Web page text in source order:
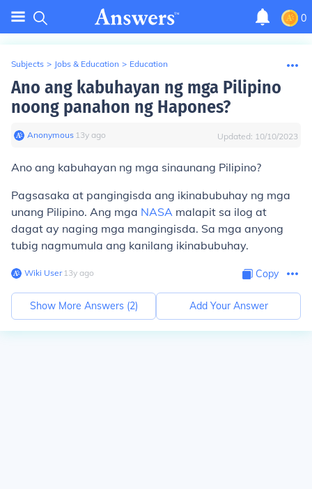
0
Subjects > Jobs & Education > Education
Ano ang kabuhayan ng mga Pilipino
noong panahon ng Hapones?
Anonymous∙ 13y ago Updated: 10/10/2023
Ano ang kabuhayan ng mga sinaunang Pilipino?
Pagsasaka at pangingisda ang ikinabubuhay ng mga
unang Pilipino. Ang mga NASA malapit sa ilog at
dagat ay naging mga mangingisda. Sa mga anyong
tubig nagmumula ang kanilang ikinabubuhay.
Wiki User∙13y ago Copy
Show More Answers (2) Add Your Answer